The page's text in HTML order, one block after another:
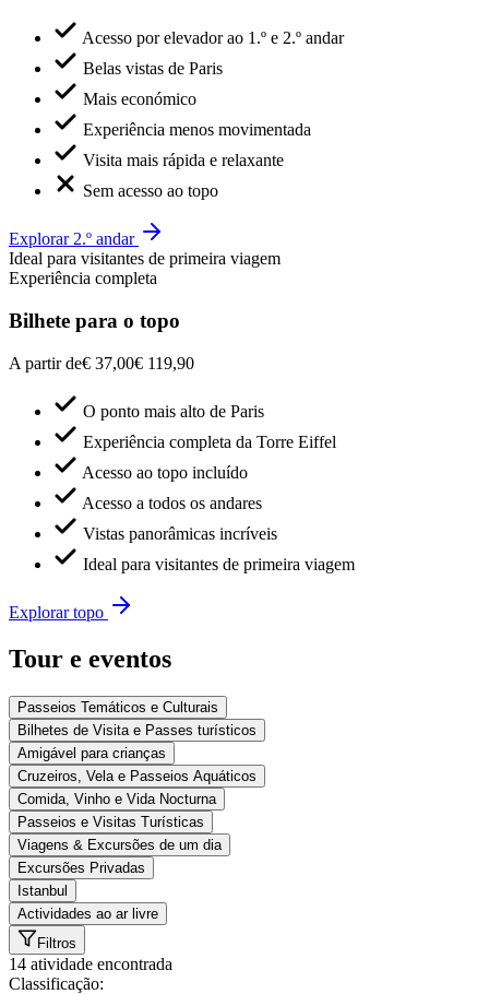
Acesso por elevador ao 1.º e 2.º andar
Belas vistas de Paris
Mais económico
Experiência menos movimentada
Visita mais rápida e relaxante
Sem acesso ao topo
Explorar 2.º andar
Ideal para visitantes de primeira viagem
Experiência completa
Bilhete para o topo
A partir de€ 37,00€ 119,90
O ponto mais alto de Paris
Experiência completa da Torre Eiffel
Acesso ao topo incluído
Acesso a todos os andares
Vistas panorâmicas incríveis
Ideal para visitantes de primeira viagem
Explorar topo
Tour e eventos
Passeios Temáticos e Culturais
Bilhetes de Visita e Passes turísticos
Amigável para crianças
Cruzeiros, Vela e Passeios Aquáticos
Comida, Vinho e Vida Nocturna
Passeios e Visitas Turísticas
Viagens & Excursões de um dia
Excursões Privadas
Istanbul
Actividades ao ar livre
Filtros
14 atividade encontrada
Classificação:
Classificação: